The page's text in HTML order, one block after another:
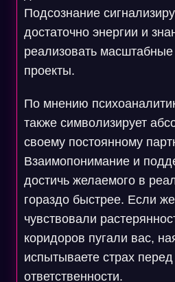
Подсознание
достаточно энергии и
реализовать масштабные
проекты.
По мнению
также символизирует
своему постоянному
Взаимопонимание и
достичь желаемого в
гораздо быстрее. Если
чувствовали
коридоров пугали вас,
испытываете страх
ответственности.